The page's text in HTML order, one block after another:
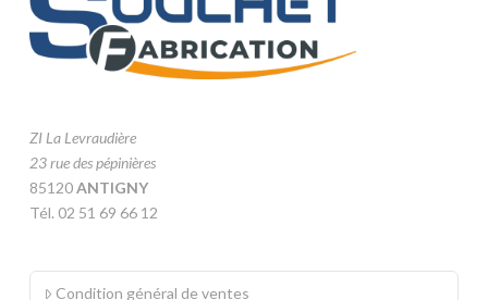
ZI La Levraudière
23 rue des pépinières
85120ANTIGNY
Tél. 02 51 69 66 12
Condition général de ventes